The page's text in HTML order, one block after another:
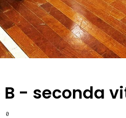
B - seconda
0